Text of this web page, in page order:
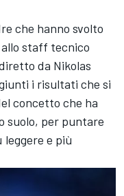
che hanno svolto
staff tecnico
da Nikolas
i risultati che si
concetto che ha
suolo, per puntare
e più